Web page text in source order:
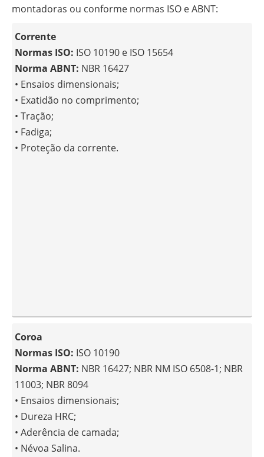
montadoras ou conforme normas ISO e ABNT:
Corrente
Normas ISO: ISO 10190 e ISO 15654
Norma ABNT: NBR 16427
• Ensaios dimensionais;
• Exatidão no comprimento;
• Tração;
• Fadiga;
• Proteção da corrente.
Coroa
Normas ISO: ISO 10190
Norma ABNT: NBR 16427; NBR NM ISO 6508-1; NBR
11003; NBR 8094
• Ensaios dimensionais;
• Dureza HRC;
• Aderência de camada;
• Névoa Salina.